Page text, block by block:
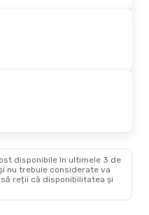
disponibile în ultimele 3 de
nu trebuie considerate va
reții că disponibilitatea și